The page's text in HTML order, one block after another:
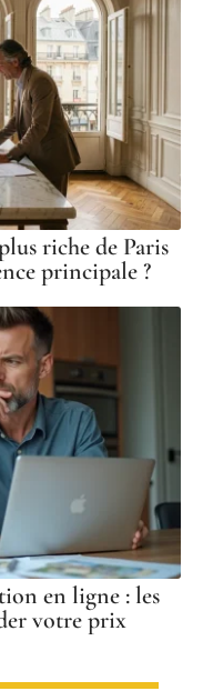
riche de Paris
principale ?
en ligne : les
votre prix